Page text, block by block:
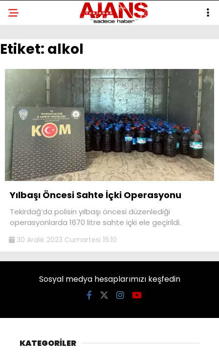
Etiket: alkol
Yılbaşı Öncesi Sahte İçki Operasyonu
Tekirdağ’da polisin yılbaşı öncesi düzenlediği
operasyonlarda 1670 litre sahte içki ele geçirildi.
30 Aralık 2023 Cumartesi 16:10
Sosyal medya hesaplarımızı keşfedin
KATEGORİLER